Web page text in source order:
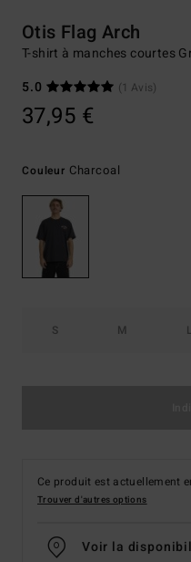
Otis Flag Arch
T-shirt à manches courtes
5.0
(1 Avis)
37,95 €
Couleur Charcoal
S M L
Ce produit est actuellement
Trouver d'autres options
Voir la